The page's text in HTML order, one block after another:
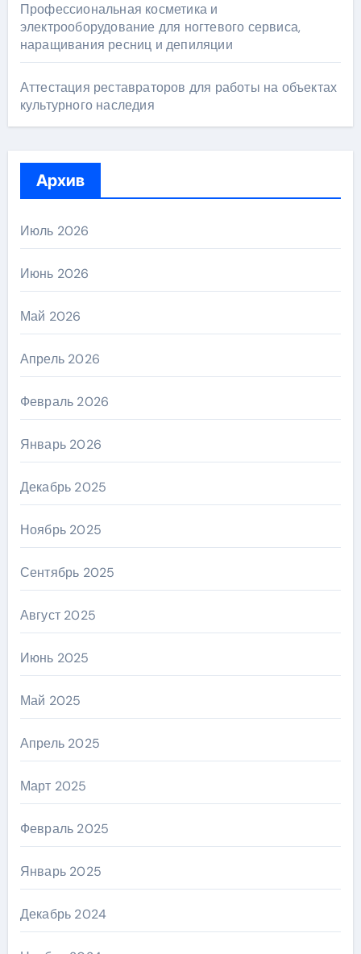
Профессиональная косметика и
электрооборудование для ногтевого сервиса,
наращивания ресниц и депиляции
Аттестация реставраторов для работы на объектах
культурного наследия
Архив
Июль 2026
Июнь 2026
Май 2026
Апрель 2026
Февраль 2026
Январь 2026
Декабрь 2025
Ноябрь 2025
Сентябрь 2025
Август 2025
Июнь 2025
Май 2025
Апрель 2025
Март 2025
Февраль 2025
Январь 2025
Декабрь 2024